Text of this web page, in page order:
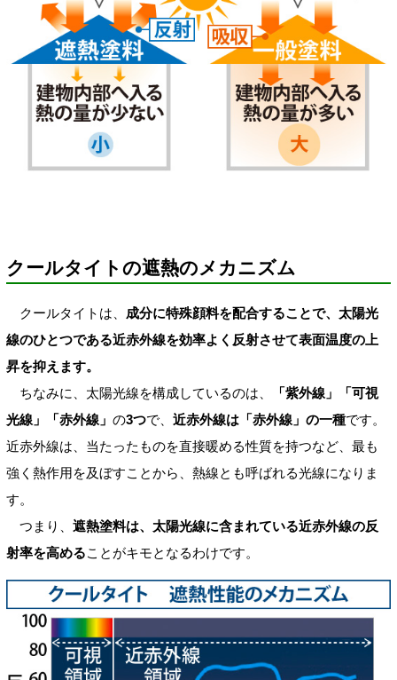
クールタイトの遮熱のメカニズム
クールタイトは、 成分に特殊顔料を配合することで、太陽光
線のひとつである近赤外線を効率よく反射させて表面温度の上
昇を抑えます。
ちなみに、太陽光線を構成しているのは、
「紫外線」「可視
光線」「赤外線」 の3つで、 近赤外線は「赤外線」の一種です。
近赤外線は、当たったものを直接暖める性質を持つなど、最も
強く熱作用を及ぼすことから、熱線とも呼ばれる光線になりま
す。
つまり、 遮熱塗料は、太陽光線に含まれている近赤外線の反
射率を高めることがキモとなるわけです。